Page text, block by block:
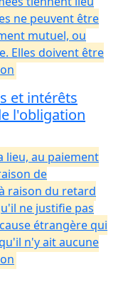
ne peuvent être
mutuel, ou
Elles doivent être
et intérêts
l'obligation
lieu, au paiement
de
raison du retard
ne justifie pas
étrangère qui
n'y ait aucune